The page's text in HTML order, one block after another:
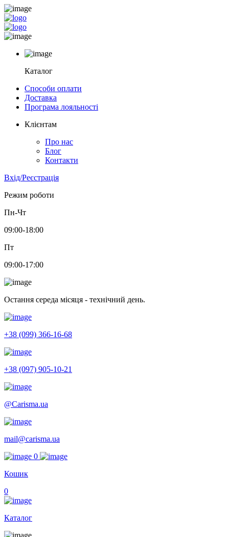
Каталог
Способи оплати
Доставка
Програма лояльності
Клієнтам
Про нас
Блог
Контакти
Вхід/Реєстрація
Режим роботи
Пн-Чт
09:00-18:00
Пт
09:00-17:00
Остання середа місяця - технічний день.
+38 (099) 366-16-68
+38 (097) 905-10-21
@Carisma.ua
mail@carisma.ua
0
Кошик
0
Каталог